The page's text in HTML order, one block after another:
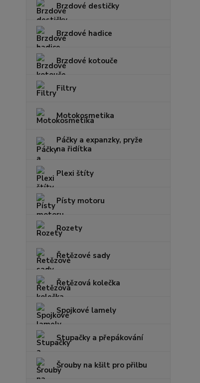
Brzdové destičky
Brzdové hadice
Brzdové kotouče
Filtry
Motokosmetika
Páčky a expanzky, pryže
na řidítka
Plexi štíty
Písty motoru
Rozety
Řetězové sady
Řetězová kolečka
Spojkové lamely
Stupačky a přepákování
Šrouby na kšilt pro přilbu